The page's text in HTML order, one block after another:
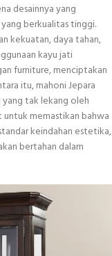
desainnya yang
berkualitas tinggi.
kekuatan, daya tahan,
kayu jati
furniture, menciptakan
itu, mahoni Jepara
yang tak lekang oleh
memastikan bahwa
keindahan estetika,
bertahan dalam